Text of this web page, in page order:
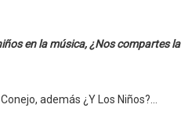
en la música, ¿Nos compartes
además ¿Y Los Niños?…